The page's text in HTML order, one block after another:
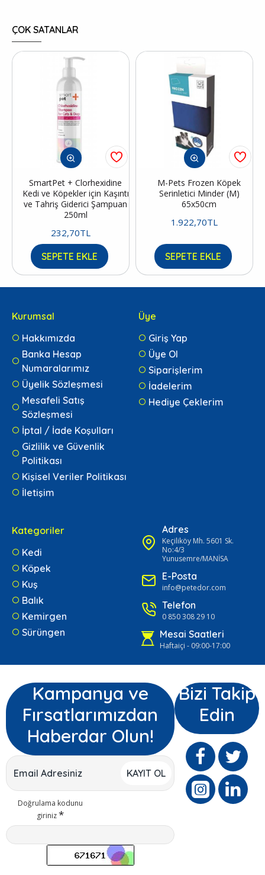
ÇOK SATANLAR
SmartPet + Clorhexidine
Kedi ve Köpekler için Kaşıntı
ve Tahriş Giderici Şampuan
250ml
232,70TL
SEPETE EKLE
M-Pets Frozen Köpek
Serinletici Minder (M)
65x50cm
1.922,70TL
SEPETE EKLE
Kurumsal
Hakkımızda
Banka Hesap
Numaralarımız
Üyelik Sözleşmesi
Mesafeli Satış
Sözleşmesi
İptal / İade Koşulları
Gizlilik ve Güvenlik
Politikası
Kişisel Veriler Politikası
İletişim
Üye
Giriş Yap
Üye Ol
Siparişlerim
İadelerim
Hediye Çeklerim
Kategoriler
Kedi
Köpek
Kuş
Balık
Kemirgen
Sürüngen
Adres
Keçiliköy Mh. 5601 Sk.
No:4/3
Yunusemre/MANİSA
E-Posta
info@petedor.com
Telefon
0 850 308 29 10
Mesai Saatleri
Haftaiçi - 09:00-17:00
Kampanya ve
Fırsatlarımızdan
Haberdar Olun!
KAYIT OL
Doğrulama kodunu
giriniz
Bizi Takip
Edin